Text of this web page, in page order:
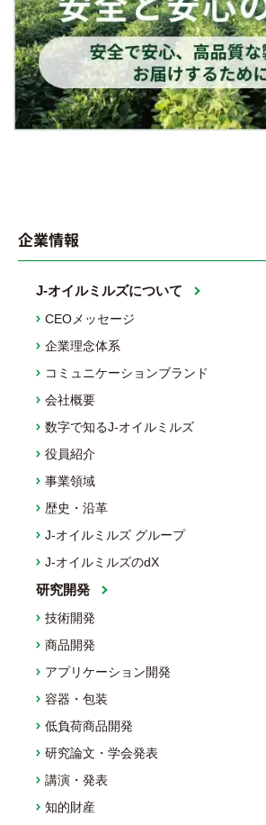
企業情報
J-オイルミルズについて
CEOメッセージ
企業理念体系
コミュニケーションブランド
会社概要
数字で知るJ-オイルミルズ
役員紹介
事業領域
歴史・沿革
J-オイルミルズ グループ
J-オイルミルズのdX
研究開発
技術開発
商品開発
アプリケーション開発
容器・包装
低負荷商品開発
研究論文・学会発表
講演・発表
知的財産